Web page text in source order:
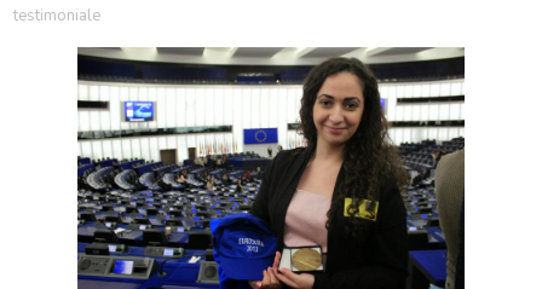
testimoniale